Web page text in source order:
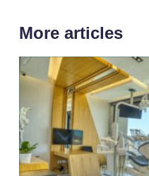
More articles